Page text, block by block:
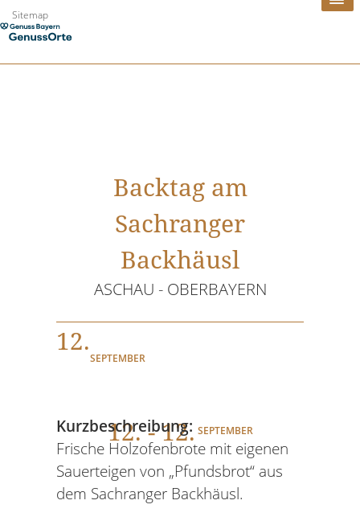
Zum
Inhalt
Sitemap
Backtag am
Sachranger
Backhäusl
ASCHAU - OBERBAYERN
12.
SEPTEMBER
12. - 12. SEPTEMBER
Kurzbeschreibung:
Frische Holzofenbrote mit eigenen
Sauerteigen von „Pfundsbrot“ aus
dem Sachranger Backhäusl.